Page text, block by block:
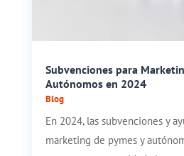
Subvenciones para
Autónomos en 2024
Blog
En 2024, las subvenciones y
marketing de pymes y